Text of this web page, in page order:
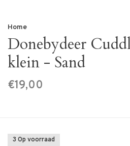
Home
Donebydeer
klein - Sand
€19,00
3 Op voorraad